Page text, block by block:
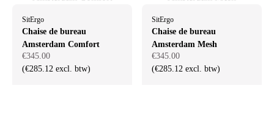
SitErgo
Chaise de bureau
Amsterdam Comfort
€345.00
(€285.12 excl. btw)
SitErgo
Chaise de bureau
Amsterdam Mesh
€345.00
(€285.12 excl. btw)